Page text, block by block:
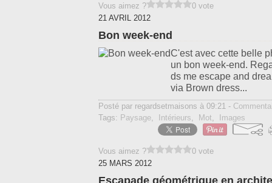
Vous aimez ?
0 vote
21 AVRIL 2012
Bon week-end
C'est avec cette belle
un bon week-end.
ds me escape and
via Brown dress...
Posté par regardsetmaisons à 09:21 -
Tags: Paysage, Intérieurs, Mot, Images
Vous aimez ?
0 vote
25 MARS 2012
Escapade géométrique en